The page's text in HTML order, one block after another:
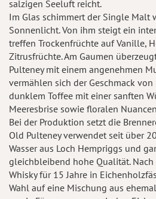
salzigen Seeluft reicht.
Im Glas schimmert der Single Malt
Sonnenlicht. Von ihm steigt ein
treffen Trockenfrüchte auf Vanille,
Zitrusfrüchte. Am Gaumen
Pulteney mit einem angenehmen
vermählen sich der Geschmack
dunklem Toffee mit einer sanften
Meeresbrise sowie floralen
Bei der Produktion setzt die
Old Pulteney verwendet seit über
Wasser aus Loch Hempriggs und
gleichbleibend hohe Qualität.
Whisky für 15 Jahre in
Wahl auf eine Mischung aus